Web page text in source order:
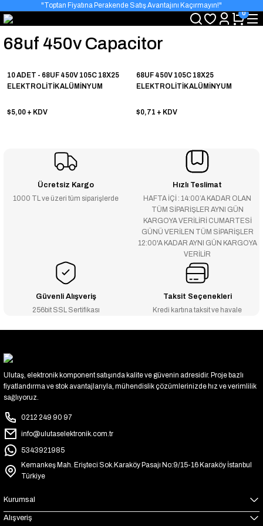
"Toptan Fiyatına Perakende Satış Avantajını Kaçırmayın!"
"Üyelere Özel: Stok Önceliği ve Proje Fiyatları."
0
68uf 450v Capacitor
10 ADET - 68UF 450V 105C 18X25
ELEKTROLİTİK ALÜMİNYUM
FİYAT
$5,00 + KDV
68UF 450V 105C 18X25
ELEKTROLİTİK ALÜMİNYUM
$0,71 + KDV
Ücretsiz Kargo
1000 TL ve üzeri tüm siparişlerde
Hızlı Teslimat
HAFTA İÇİ : 14:00’A KADAR OLAN
TÜM SİPARİŞLER AYNI GÜN
KARGOYA VERİLİRİ CUMARTESİ
GÜNÜ VERİLEN TÜM SİPARİŞLER
12:00'A KADAR AYNI GÜN KARGOYA
VERİLİR
Güvenli Alışveriş
256bit SSL Sertifikası
Taksit Seçenekleri
Kredi kartına taksit ve havale
Ulutaş, elektronik komponent satışında kalite ve güvenin adresidir. Proje bazlı
fiyatlandırma ve stok avantajlarıyla, mühendislik çözümlerinizde hız ve verimlilik
sağlıyoruz.
0212 249 90 97
info@ulutaselektronik.com.tr
5343921985
Kemankeş Mah. Erişteci Sok.Karaköy Pasajı No:9/15-16 Karaköy İstanbul
Türkiye
Kurumsal
Alışveriş